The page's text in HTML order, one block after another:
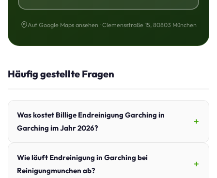
Auf Google Maps ansehen · Clemensstraße 15, 80803 München
Häufig gestellte Fragen
Was kostet Billige Endreinigung Garching in
Garching im Jahr 2026?
Wie läuft Endreinigung in Garching bei
Reinigungmunchen ab?